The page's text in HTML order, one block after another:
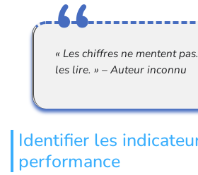
« Les chiffres ne mentent
les lire. » – Auteur inconnu
Identifier les
performance